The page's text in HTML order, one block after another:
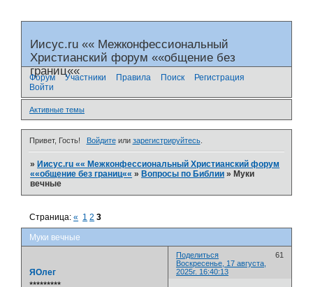
Иисус.ru «« Межконфессиональный
Христианский форум ««общение без
границ««
Форум Участники Правила Поиск
Регистрация
Войти
Активные темы
Привет, Гость! Войдитеили зарегистрируйтесь.
»Иисус.ru «« Межконфессиональный Христианский форум
««общение без границ«« »Вопросы по Библии »Муки
вечные
Муки вечные
Страница:« 1 2 3
Поделиться
61
Воскресенье, 17 августа,
2025г. 16:40:13
ЯОлег
⭒⭒⭒⭒⭒⭒⭒⭒⭒